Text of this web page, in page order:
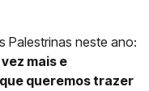
Palestrinas neste ano:
mais e
queremos trazer